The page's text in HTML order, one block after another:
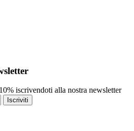
iscrivendoti alla nostra newsletter
Iscriviti